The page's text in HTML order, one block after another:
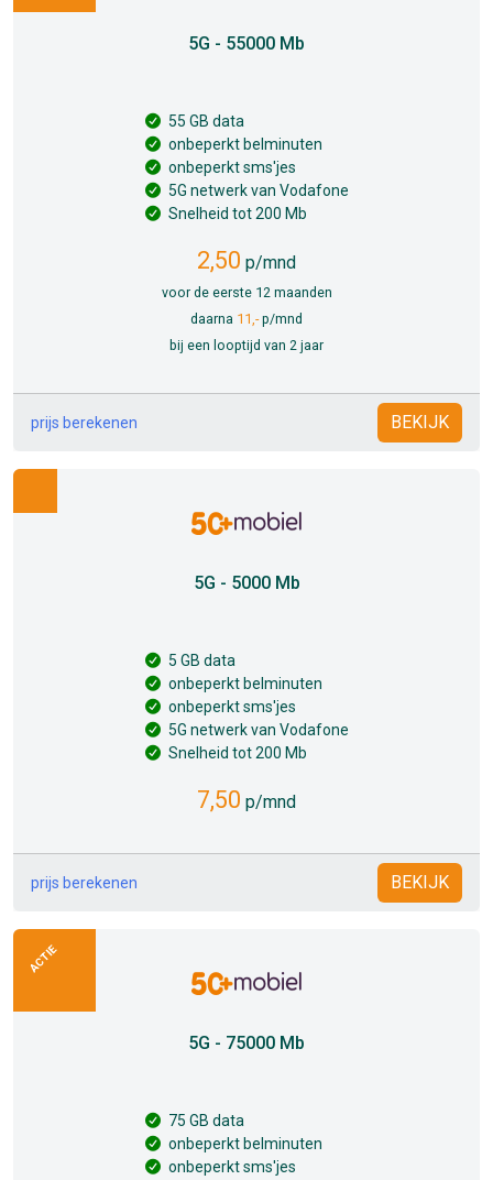
5G - 55000 Mb
55 GB data
onbeperkt belminuten
onbeperkt sms'jes
5G netwerk van Vodafone
Snelheid tot 200 Mb
2,50 p/mnd
voor de eerste 12 maanden
daarna 11,-p/mnd
bij een looptijd van 2 jaar
prijs berekenen BEKIJK
5G - 5000 Mb
5 GB data
onbeperkt belminuten
onbeperkt sms'jes
5G netwerk van Vodafone
Snelheid tot 200 Mb
7,50 p/mnd
prijs berekenen BEKIJK
5G - 75000 Mb
75 GB data
onbeperkt belminuten
onbeperkt sms'jes
ACTIE